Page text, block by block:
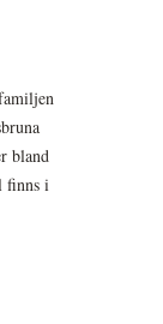
bland
finns i